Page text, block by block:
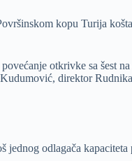
kopu Turija
otkrivke sa šest
Kudumović, direktor
odlagača